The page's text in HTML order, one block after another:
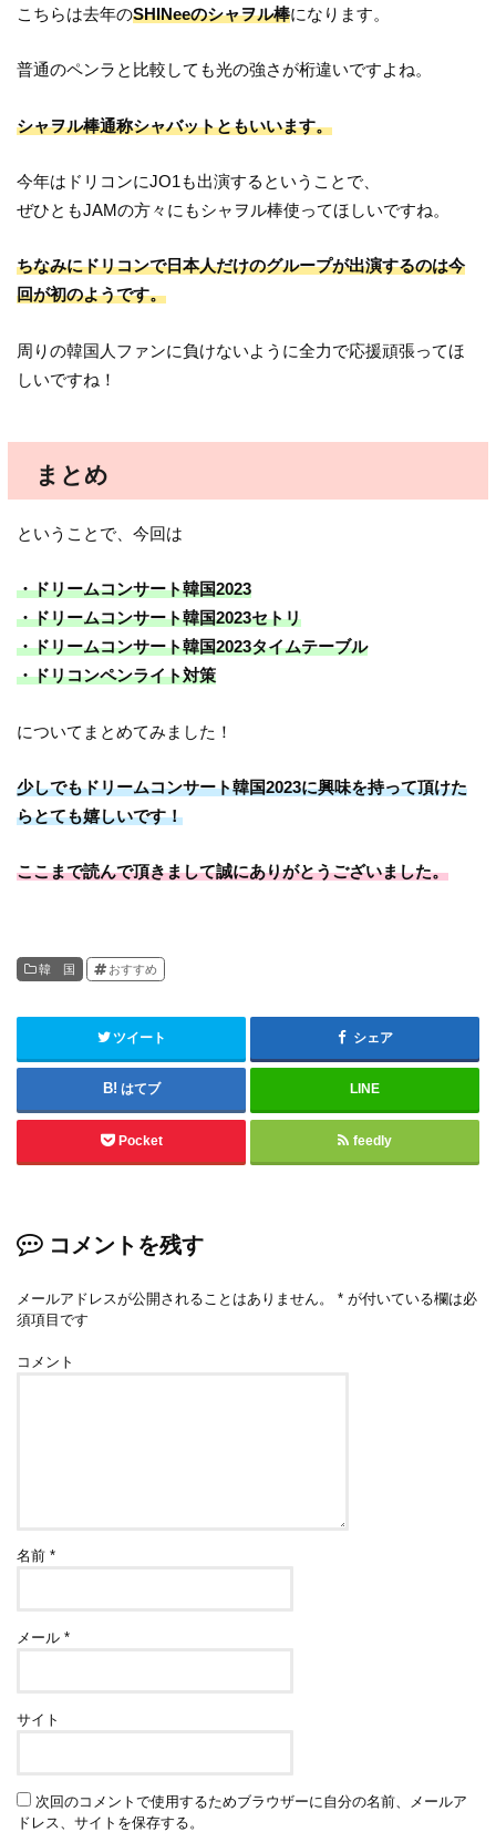
こちらは去年のSHINeeのシャヲル棒になります。
普通のペンラと比較しても光の強さが桁違いですよね。
シャヲル棒通称シャバットともいいます。
今年はドリコンにJO1も出演するということで、
ぜひともJAMの方々にもシャヲル棒使ってほしいですね。
ちなみにドリコンで日本人だけのグループが出演するのは今
回が初のようです。
周りの韓国人ファンに負けないように全力で応援頑張ってほ
しいですね！
まとめ
ということで、今回は
・ドリームコンサート韓国2023
・ドリームコンサート韓国2023セトリ
・ドリームコンサート韓国2023タイムテーブル
・ドリコンペンライト対策
についてまとめてみました！
少しでもドリームコンサート韓国2023に興味を持って頂けた
らとても嬉しいです！
ここまで読んで頂きまして誠にありがとうございました。
韓 国 おすすめ
ツイート シェア
はてブ LINE
Pocket feedly
コメントを残す
メールアドレスが公開されることはありません。 * が付いている欄は必
須項目です
コメント
名前*
メール*
サイト
次回のコメントで使用するためブラウザーに自分の名前、メールア
ドレス、サイトを保存する。